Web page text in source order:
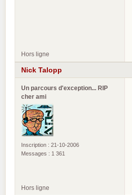
Hors ligne
Nick Talopp
Un parcours d'exception... RIP
cher ami
Inscription : 21-10-2006
Messages : 1 361
Hors ligne